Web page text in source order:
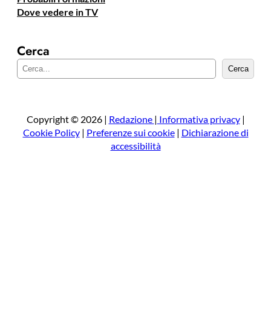
Dove vedere in TV
Cerca
e
a
Cerca
Copyright © 2026 | Redazione | Informativa privacy|
Cookie Policy| Preferenze sui cookie| Dichiarazione di
accessibilità